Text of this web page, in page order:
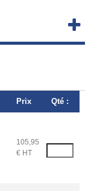
Prix Qté :
105,95
€ HT